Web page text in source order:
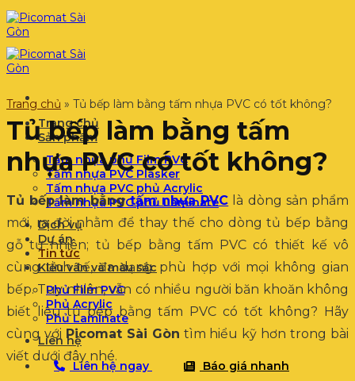
Bỏ
qua
nội
dung
Trang chủ
Sản phẩm
Tấm nhựa phủ Film PVC
Tấm nhựa PVC Plasker
Tấm nhựa PVC phủ Acrylic
Tấm nhựa PVC phủ Laminate
Dịch vụ
Dự án
Tin tức
Kiểu vân và màu sắc
Phủ Film PVC
Phủ Acrylic
Phủ Laminate
Liên hệ
Liên hệ ngay
Báo giá nhanh
Trang chủ » Tủ bếp làm bằng tấm nhựa PVC có tốt không?
Tủ bếp làm bằng tấm
nhựa PVC có tốt không?
Tủ bếp làm bằngtấm nhựa PVC là dòng sản phẩm
mới, ra đời nhằm để thay thế cho dòng tủ bếp bằng
gỗ tự nhiên; tủ bếp bằng tấm PVC có thiết kế vô
cùng tinh tế, đa dạng phù hợp với mọi không gian
bếp. Tuy nhiên, vẫn có nhiều người băn khoăn không
biết liệu tủ bếp bằng tấm PVC có tốt không? Hãy
cùng với Picomat Sài Gòn tìm hiểu kỹ hơn trong bài
viết dưới đây nhé.